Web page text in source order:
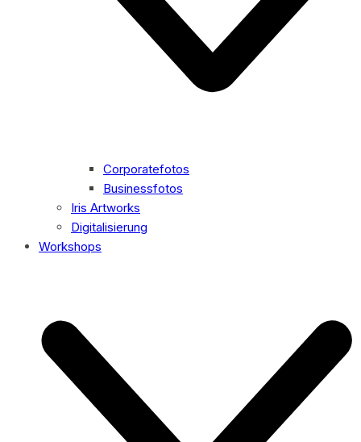
Corporatefotos
Businessfotos
Iris Artworks
Digitalisierung
Workshops